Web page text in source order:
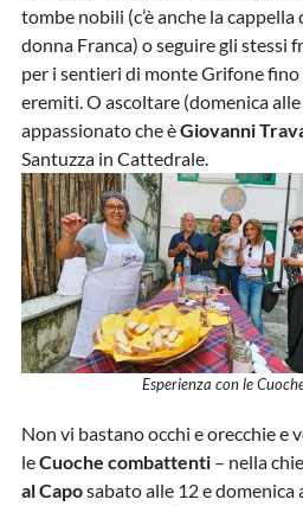
tombe nobili (c’è anche la
donna Franca) o seguire gli stessi
per i sentieri di monte Grifone
eremiti. O ascoltare (domenica
appassionato che èGiovanni
Santuzza in Cattedrale.
Esperienza con le
Non vi bastano occhi e orecchie e
leCuoche combattenti– nella
al Caposabato alle 12 e domenica